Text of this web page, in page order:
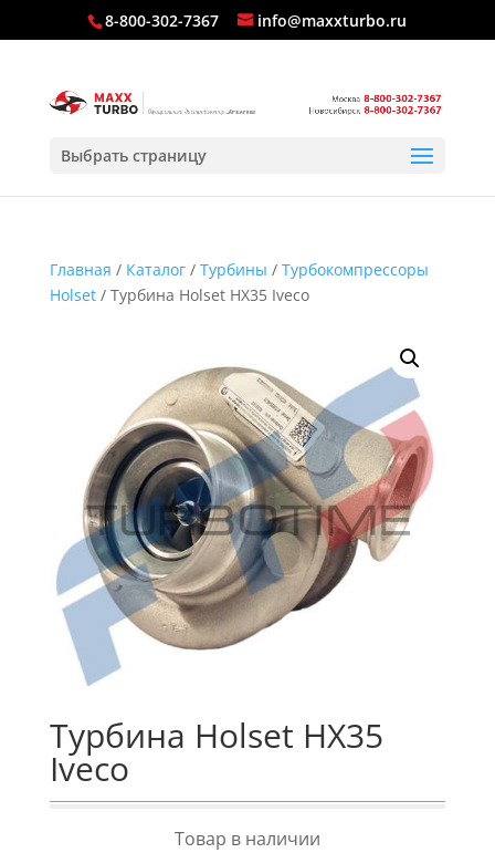
8-800-302-7367 info@maxxturbo.ru
Выбрать страницу
Главная / Каталог/ Турбины / Турбокомпрессоры
Holset/ Турбина Holset HX35 Iveco
Турбина Holset HX35
Iveco
Товар в наличии